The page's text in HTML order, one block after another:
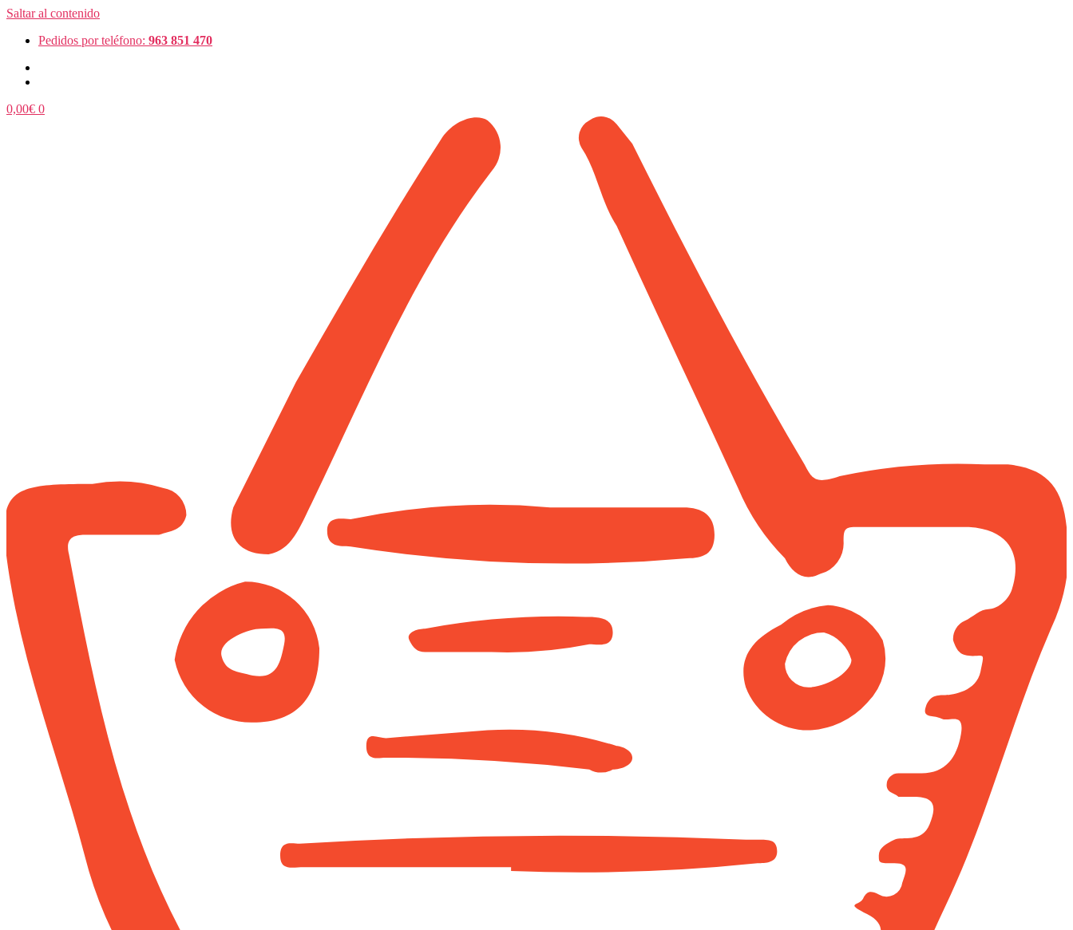
Saltar al contenido
Pedidos por teléfono: 963 851 470
0,00€ 0